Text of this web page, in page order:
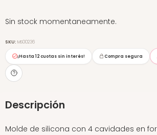
Sin stock momentaneamente.
SKU: MS00236
¡Hasta 12 cuotas sin interés! Compra segura
Descripción
Molde de silicona con 4 cavidades en